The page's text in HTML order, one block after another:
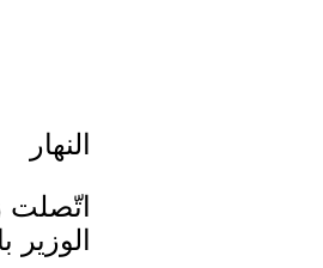
النهار
اتّصلت